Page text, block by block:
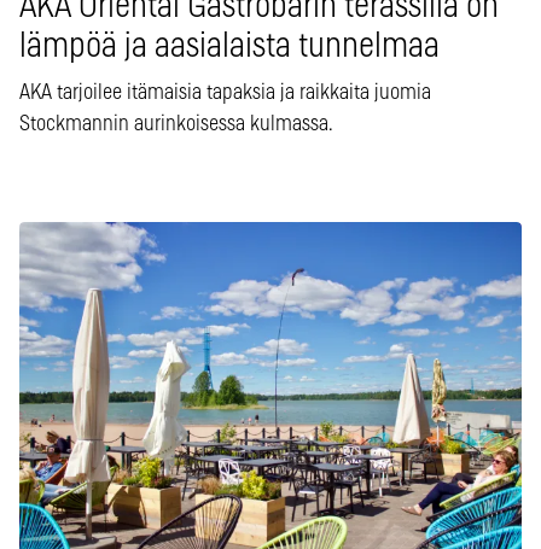
AKA Oriental Gastrobarin terassilla on
lämpöä ja aasialaista tunnelmaa
AKA tarjoilee itämaisia tapaksia ja raikkaita juomia
Stockmannin aurinkoisessa kulmassa.